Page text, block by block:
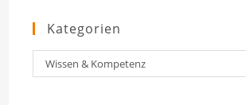
Kategorien
Kategorien
Wissen & Kompetenz